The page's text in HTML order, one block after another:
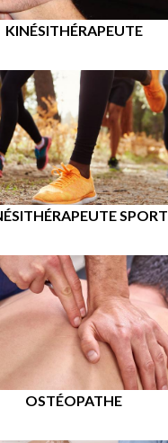
KINÉSITHÉRAPEUTE
SPORT
OSTÉOPATHE